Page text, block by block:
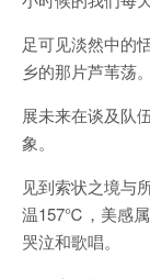
足可见淡然中的
乡的那片芦苇荡。
展未来在谈及队
象。
见到索状之境与
温157℃，美感属
哭泣和歌唱。